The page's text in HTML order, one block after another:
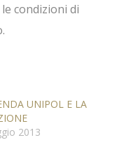
condizioni di
UNIPOL E LA
2013